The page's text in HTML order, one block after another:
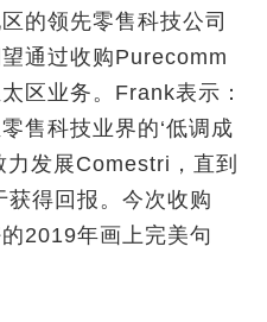
的领先零售科技公司
通过收购Purecomm
区业务。Frank表示：
售科技业界的‘低调成
力发展Comestri，直到
得回报。今次收购
2019年画上完美句